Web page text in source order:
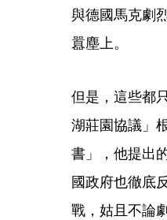
與德國馬克劇
囂塵上。
但是，這些都
湖莊園協議」
書」，他提出
國政府也徹底
戰，姑且不論